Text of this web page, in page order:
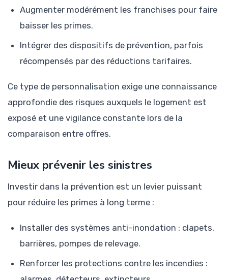
Augmenter modérément les franchises pour faire
baisser les primes.
Intégrer des dispositifs de prévention, parfois
récompensés par des réductions tarifaires.
Ce type de personnalisation exige une connaissance
approfondie des risques auxquels le logement est
exposé et une vigilance constante lors de la
comparaison entre offres.
Mieux prévenir les sinistres
Investir dans la prévention est un levier puissant
pour réduire les primes à long terme :
Installer des systèmes anti-inondation : clapets,
barrières, pompes de relevage.
Renforcer les protections contre les incendies :